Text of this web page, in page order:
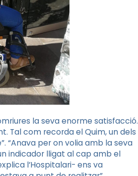
la seva enorme satisfacció.
Tal com recorda el Quim, un dels
“Anava per on volia amb la seva
indicador lligat al cap amb el
l’Hospitalari- ens va